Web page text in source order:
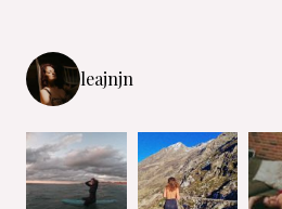
leajnjn